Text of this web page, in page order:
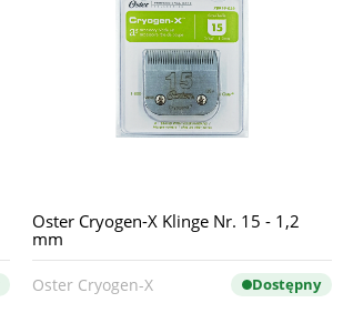
Oster Cryogen-X Klinge Nr. 15 - 1,2
mm
Oster Cryogen-X Dostępny